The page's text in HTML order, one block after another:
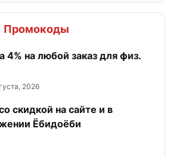
Промокоды
4% на любой заказ для физ.
2026
скидкой на сайте и в
Ёбидоёби